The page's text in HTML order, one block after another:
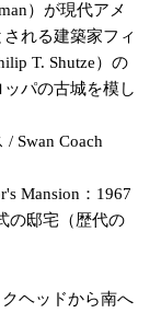
）が現代アメ
れる建築家フィ
T. Shutze）の
パの古城を模し
Swan Coach
Mansion：1967
の邸宅（歴代の
ヘッドから南へ